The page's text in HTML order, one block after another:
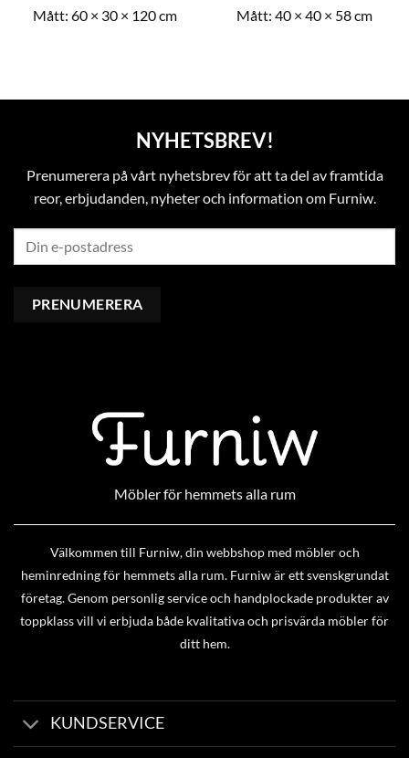
Mått: 60 × 30 × 120 cm Mått: 40 × 40 × 58 cm
NYHETSBREV!
Prenumerera på vårt nyhetsbrev för att ta del av framtida
reor, erbjudanden, nyheter och information om Furniw.
Möbler för hemmets alla rum
Välkommen till Furniw, din webbshop med möbler och
heminredning för hemmets alla rum. Furniw är ett svenskgrundat
företag. Genom personlig service och handplockade produkter av
toppklass vill vi erbjuda både kvalitativa och prisvärda möbler för
ditt hem.
KUNDSERVICE